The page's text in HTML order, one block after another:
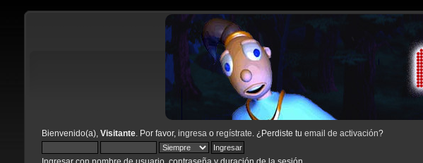
Bienvenido(a), Visitante. Por favor, ingresa o regístrate . ¿Perdiste tu email de activación?